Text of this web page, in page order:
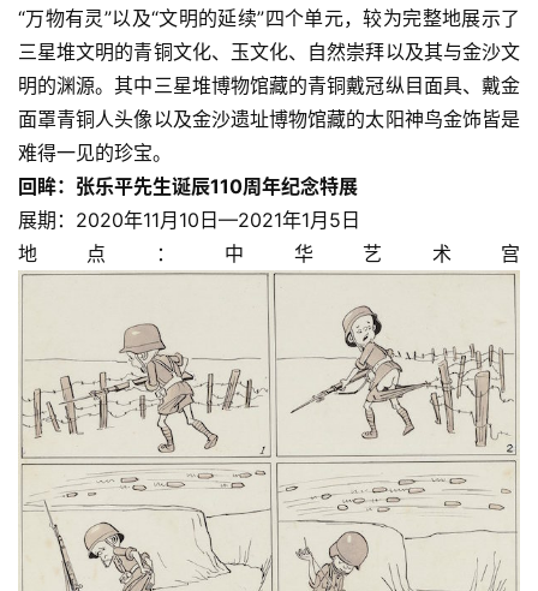
“万物有灵”以及“文明的延续”四个单元，较为完整地展示了
三星堆文明的青铜文化、玉文化、自然崇拜以及其与金沙文
明的渊源。其中三星堆博物馆藏的青铜戴冠纵目面具、戴金
面罩青铜人头像以及金沙遗址博物馆藏的太阳神鸟金饰皆是
难得一见的珍宝。
回眸：张乐平先生诞辰110周年纪念特展
展期：2020年11月10日—2021年1月5日
地点：中华艺术宫